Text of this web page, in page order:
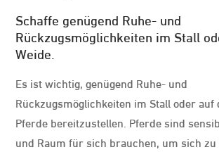
Schaffe genügend Ruhe- und
Rückzugsmöglichkeiten im Stall
Weide.
Es ist wichtig, genügend Ruhe- und
Rückzugsmöglichkeiten im Stall oder auf
Pferde bereitzustellen. Pferde sind
und Raum für sich brauchen, um sich